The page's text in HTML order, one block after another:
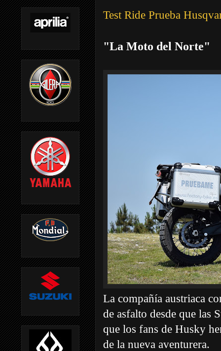
Test Ride Prueba
"La Moto del Norte"
La compañía austriaca
de asfalto desde que las
que los fans de Husky
de la nueva aventurera.